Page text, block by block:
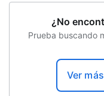
¿No
Prueba buscando
Ver